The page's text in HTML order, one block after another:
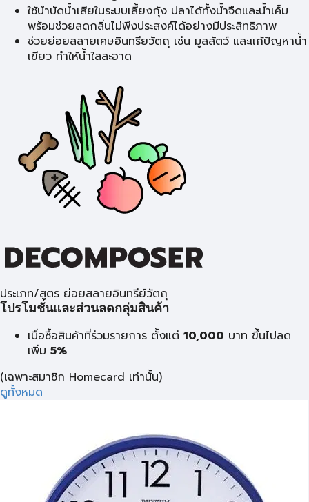
ใช้บำบัดน้ำเสียในระบบเลี้ยงกุ้ง ปลาได้ทั้งน้ำจืดและน้ำเค็ม
พร้อมช่วยลดกลิ่นไม่พึงประสงค์ได้อย่างมีประสิทธิภาพ
ช่วยย่อยสลายเศษอินทรียวัตถุ เช่น มูลสัตว์ และแก้ปัญหาน้ำ
เขียว ทำให้น้ำใสสะอาด
ประเภท/สูตร ย่อยสลายอินทรีย์วัตถุ
โปรโมชั่นและส่วนลดกลุ่มสินค้า
เมื่อซื้อสินค้าที่ร่วมรายการ ตั้งแต่ 10,000 บาท ขึ้นไปลด
เพิ่ม 5%
(เฉพาะสมาชิก Homecard เท่านั้น)
ดูทั้งหมด